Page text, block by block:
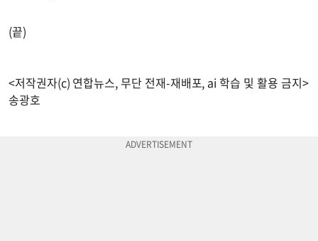
(끝)
<저작권자(c) 연합뉴스, 무단 전재-재배포, ai 학습 및 활용 금지>
송광호